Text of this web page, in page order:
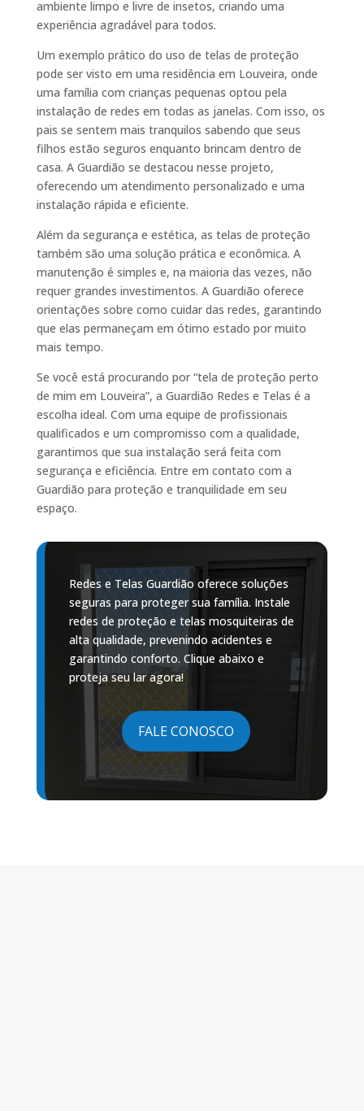
ambiente limpo e livre de insetos, criando uma
experiência agradável para todos.
Um exemplo prático do uso de telas de proteção
pode ser visto em uma residência em Louveira, onde
uma família com crianças pequenas optou pela
instalação de redes em todas as janelas. Com isso, os
pais se sentem mais tranquilos sabendo que seus
filhos estão seguros enquanto brincam dentro de
casa. A Guardião se destacou nesse projeto,
oferecendo um atendimento personalizado e uma
instalação rápida e eficiente.
Além da segurança e estética, as telas de proteção
também são uma solução prática e econômica. A
manutenção é simples e, na maioria das vezes, não
requer grandes investimentos. A Guardião oferece
orientações sobre como cuidar das redes, garantindo
que elas permaneçam em ótimo estado por muito
mais tempo.
Se você está procurando por “tela de proteção perto
de mim em Louveira”, a Guardião Redes e Telas é a
escolha ideal. Com uma equipe de profissionais
qualificados e um compromisso com a qualidade,
garantimos que sua instalação será feita com
segurança e eficiência. Entre em contato com a
Guardião para proteção e tranquilidade em seu
espaço.
Redes e Telas Guardião oferece soluções
seguras para proteger sua família. Instale
redes de proteção e telas mosquiteiras de
alta qualidade, prevenindo acidentes e
garantindo conforto. Clique abaixo e
proteja seu lar agora!
FALE CONOSCO